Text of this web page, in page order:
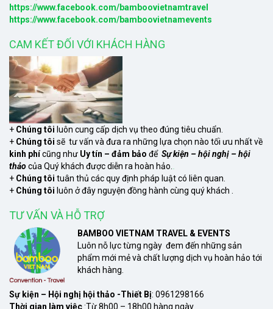
https://www.facebook.com/bamboovietnamtravel
https://www.facebook.com/bamboovietnamevents
CAM KẾT ĐỐI VỚI KHÁCH HÀNG
+ Chúng tôi luôn cung cấp dịch vụ theo đúng tiêu chuẩn.
+ Chúng tôi sẽ tư vấn và đưa ra những lựa chọn nào tối ưu nhất về
kinh phícũng như Uy tín – đảm bảo để Sự kiện – hội nghị – hội
thảocủa Quý khách được diễn ra hoàn hảo.
+ Chúng tôi tuân thủ các quy định pháp luật có liên quan.
+ Chúng tôi luôn ở đây nguyện đồng hành cùng quý khách .
TƯ VẤN VÀ HỖ TRỢ
BAMBOO VIETNAM TRAVEL & EVENTS
Luôn nỗ lực từng ngày đem đến những sản
phẩm mới mẻ và chất lượng dịch vụ hoàn hảo tới
khách hàng.
Sự kiện – Hội nghị hội thảo -Thiết Bị: 0961298166
Thời gian làm việc:Từ 8h00 – 18h00 hàng ngày